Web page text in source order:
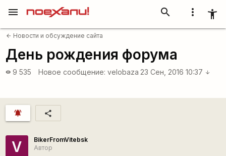
more_vert accessibility_new
search
menu
arrow_back Новости и обсуждение сайта
День рождения форума
visibility 9 535 Новое сообщение: velobaza 23 Сен, 2016 10:37 arrow_downward
notifications_active share
V
BikerFromVitebsk
Автор